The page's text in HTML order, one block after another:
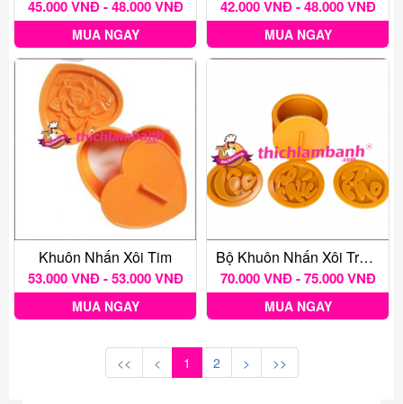
45.000 VNĐ - 48.000 VNĐ
MUA NGAY
42.000 VNĐ - 48.000 VNĐ
MUA NGAY
Khuôn Nhấn Xôi Tim
53.000 VNĐ - 53.000 VNĐ
MUA NGAY
Bộ Khuôn Nhấn Xôi Tròn 3 Mặt Phúc Lộc Thọ 10 Cm PL02
70.000 VNĐ - 75.000 VNĐ
MUA NGAY
<< < 1 2 > >>